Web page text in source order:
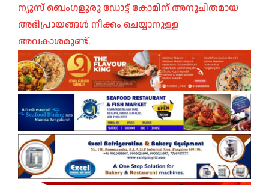
ന്യൂസ് ബെംഗളൂരു ഡോട്ട് കോമിന് അനുചിതമായ
അഭിപ്രായങ്ങൾ നീക്കം ചെയ്യാനുള്ള
അവകാശമുണ്ട്.